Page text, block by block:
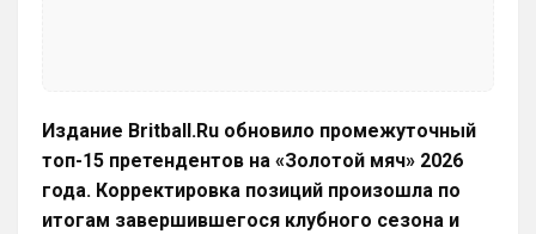
Издание Britball.Ru обновило промежуточный
топ-15 претендентов на «Золотой мяч» 2026
года. Корректировка позиций произошла по
итогам завершившегося клубного сезона и
Ответ для Britball
Хочу игру Мудрика седня посмотреть
Та ты мазохист )